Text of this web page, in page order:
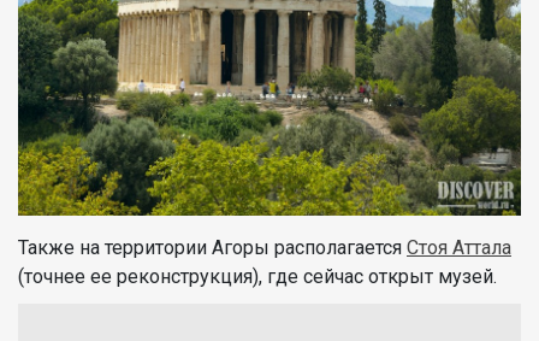
Также на территории Агоры располагается Стоя Аттала
(точнее ее реконструкция), где сейчас открыт музей.